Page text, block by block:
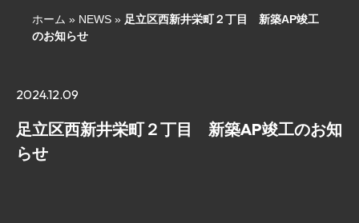
ホーム » NEWS » 足立区西新井栄町２丁目 新築AP竣工
のお知らせ
2024.12.09
足立区西新井栄町２丁目 新築AP竣工のお知
らせ